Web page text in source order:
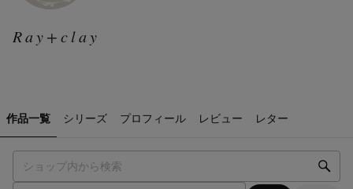
Ray+clay
作品一覧 シリーズ プロフィール レビュー レター